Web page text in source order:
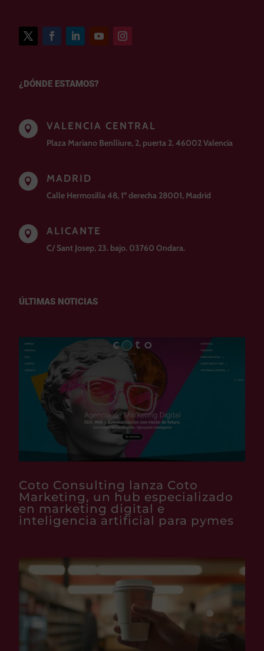
¿DÓNDE ESTAMOS?
 VALENCIA CENTRAL
Plaza Mariano Benlliure, 2, puerta 2. 46002 Valencia
 MADRID
Calle Hermosilla 48, 1º derecha 28001, Madrid
 ALICANTE
C/ Sant Josep, 23. bajo. 03760 Ondara.
ÚLTIMAS NOTICIAS
Coto Consulting lanza Coto
Marketing, un hub especializado
en marketing digital e
inteligencia artificial para pymes